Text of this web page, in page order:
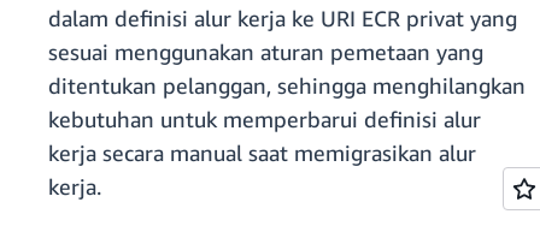
dalam definisi alur kerja ke URI ECR privat yang
sesuai menggunakan aturan pemetaan yang
ditentukan pelanggan, sehingga menghilangkan
kebutuhan untuk memperbarui definisi alur
kerja secara manual saat memigrasikan alur
kerja.